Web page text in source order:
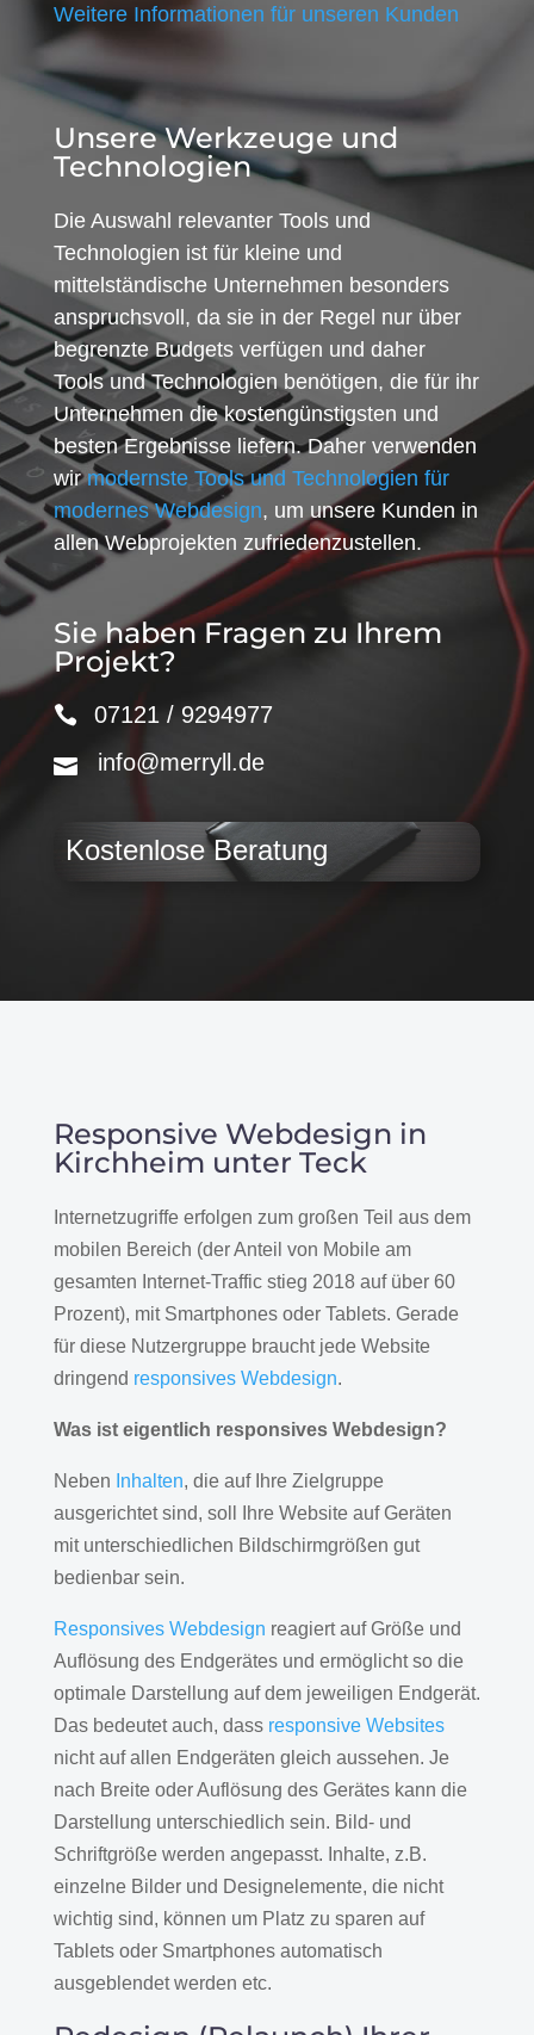
Weitere Informationen für unseren Kunden
Unsere Werkzeuge und
Technologien
Die Auswahl relevanter Tools und
Technologien ist für kleine und
mittelständische Unternehmen besonders
anspruchsvoll, da sie in der Regel nur über
begrenzte Budgets verfügen und daher
Tools und Technologien benötigen, die für ihr
Unternehmen die kostengünstigsten und
besten Ergebnisse liefern. Daher verwenden
wirmodernste Tools und Technologien für
modernes Webdesign, um unsere Kunden in
allen Webprojekten zufriedenzustellen.
Sie haben Fragen zu Ihrem
Projekt?
07121 / 9294977
info@merryll.de
Kostenlose Beratung
Responsive Webdesign in
Kirchheim unter Teck
Internetzugriffe erfolgen zum großen Teil aus dem
mobilen Bereich (der Anteil von Mobile am
gesamten Internet-Traffic stieg 2018 auf über 60
Prozent), mit Smartphones oder Tablets. Gerade
für diese Nutzergruppe braucht jede Website
dringend responsives Webdesign.
Was ist eigentlich responsives Webdesign?
Neben Inhalten, die auf Ihre Zielgruppe
ausgerichtet sind, soll Ihre Website auf Geräten
mit unterschiedlichen Bildschirmgrößen gut
bedienbar sein.
Responsives Webdesign reagiert auf Größe und
Auflösung des Endgerätes und ermöglicht so die
optimale Darstellung auf dem jeweiligen Endgerät.
Das bedeutet auch, dass responsive Websites
nicht auf allen Endgeräten gleich aussehen. Je
nach Breite oder Auflösung des Gerätes kann die
Darstellung unterschiedlich sein. Bild- und
Schriftgröße werden angepasst. Inhalte, z.B.
einzelne Bilder und Designelemente, die nicht
wichtig sind, können um Platz zu sparen auf
Tablets oder Smartphones automatisch
ausgeblendet werden etc.